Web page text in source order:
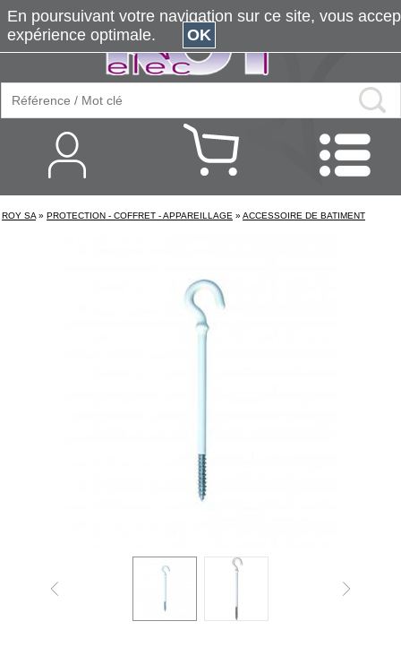
ROY SA » PROTECTION - COFFRET - APPAREILLAGE » ACCESSOIRE DE BATIMENT
En poursuivant votre navigation sur ce site, vous
expérience optimale.
OK